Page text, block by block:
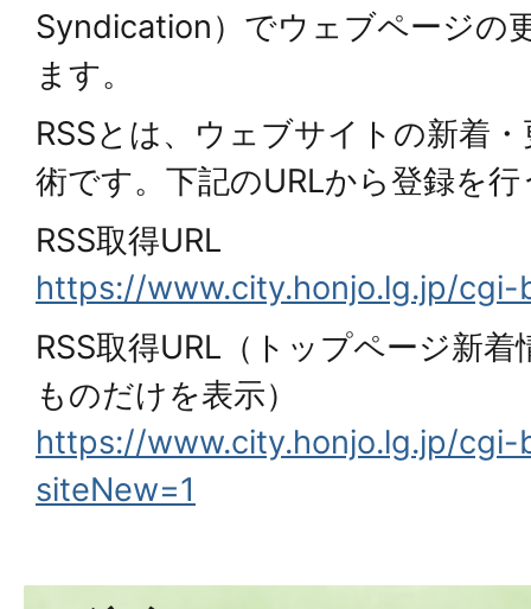
Syndication）でウェブページの
ます。
RSSとは、ウェブサイトの新着
術です。下記のURLから登録を
RSS取得URL
https://www.city.honjo.lg.jp/
RSS取得URL（トップページ新
ものだけを表示）
https://www.city.honjo.lg.jp/cgi-
siteNew=1